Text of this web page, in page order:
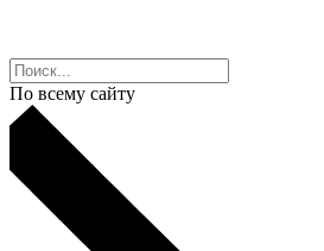
По всему сайту